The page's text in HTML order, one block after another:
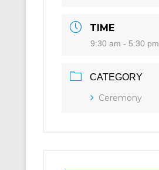
TIME
9:30 am - 5:30 pm
CATEGORY
Ceremony